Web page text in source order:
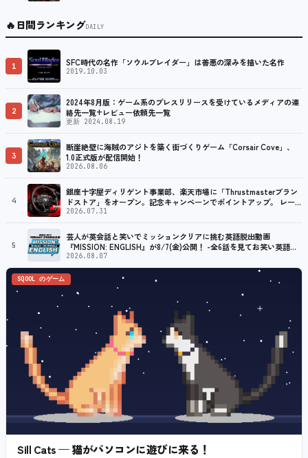
🔥日間ランキングDAILY
1 SFC時代の名作「ソウルブレイダー」は善悪の深みを描いた名作
2019.10.03
2
2024年8月版：ゲーム系のプレスリリースを受けているメディアの連
絡先一覧+レビュー依頼先一覧
更新 2024.08.19
3
断崖絶壁に海賊のアジトを築く街づくりゲーム「Corsair Cove」、
1.0正式版が配信開始！
2026.08.06
4
銀座十字屋ディリゲント事業部、楽天市場に「Thrustmasterブラン
ドストア」をオープン。記念キャンペーンでポイントアップ。 レーシ
ング／フライトシム向けコントローラーを中心に、幅広くラインナッ
2026.07.31
5
芸人が英会話と笑いでミッションクリアに挑む英語脱出動画
『MISSION: ENGLISH』が8/7(金)公開！ -全6話を見てお笑い英語ラ
イブ券が当たるXキャンペーンも開催！-
2026.08.07
SQOOL のゲーム
Sill Cats — 猫がパソコンに遊びに来る！